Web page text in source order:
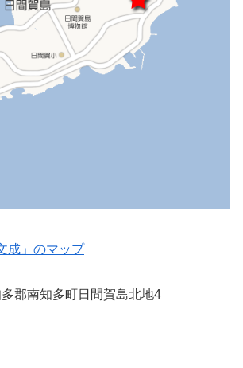
成」のマップ
郡南知多町日間賀島北地4